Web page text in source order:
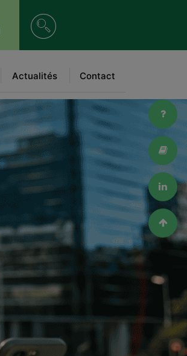
Actualités Contact
FAQ